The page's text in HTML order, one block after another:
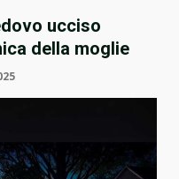
ucciso
della moglie